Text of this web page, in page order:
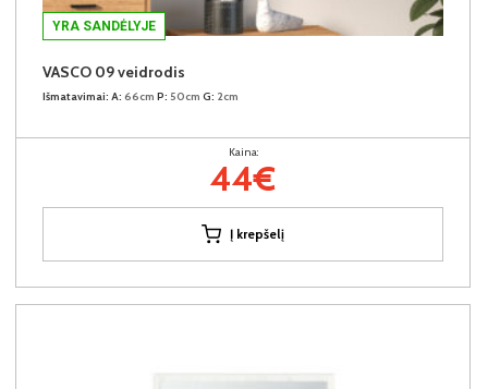
YRA SANDĖLYJE
VASCO 09 veidrodis
Išmatavimai: A: 66cm P: 50cm G: 2cm
Kaina:
44€
Į krepšelį